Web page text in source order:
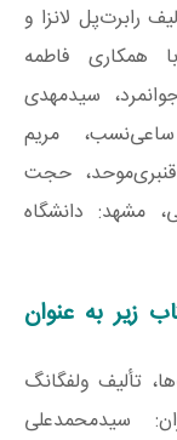
رابرت‌پل لانزا و
همکاری فاطمه
سیدمهدی
مریم
حجت
مشهد: دانشگاه
زیر به عنوان
تألیف ولفگانگ
سیدمحمدعلی